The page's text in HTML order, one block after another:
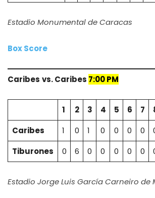
Estadio Monumental de Caracas
Box Score
Caribes vs. Caribes 7:00 PM
1 2 3 4 5 6 7
Caribes
1 0 1 0 0 0 0
Tiburones
0 6 0 0 0 0 0
Estadio Jorge Luis García Carneiro de